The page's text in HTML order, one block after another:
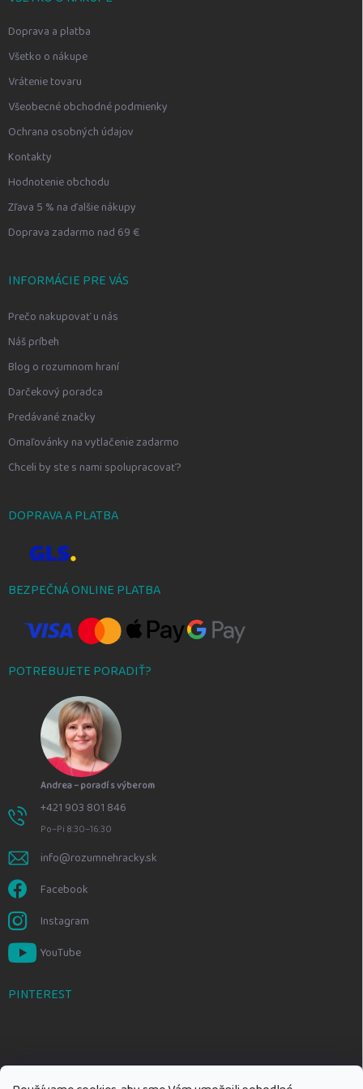
Doprava a platba
Všetko o nákupe
Vrátenie tovaru
Všeobecné obchodné podmienky
Ochrana osobných údajov
Kontakty
Hodnotenie obchodu
Zľava 5 % na ďalšie nákupy
Doprava zadarmo nad 69 €
INFORMÁCIE PRE VÁS
Prečo nakupovať u nás
Náš príbeh
Blog o rozumnom hraní
Darčekový poradca
Predávané značky
Omaľovánky na vytlačenie zadarmo
Chceli by ste s nami spolupracovať?
DOPRAVA A PLATBA
BEZPEČNÁ ONLINE PLATBA
POTREBUJETE PORADIŤ?
Andrea – poradí s výberom
+421 903 801 846
Po–Pi 8:30–16:30
info@rozumnehracky.sk
Facebook
Instagram
YouTube
PINTEREST